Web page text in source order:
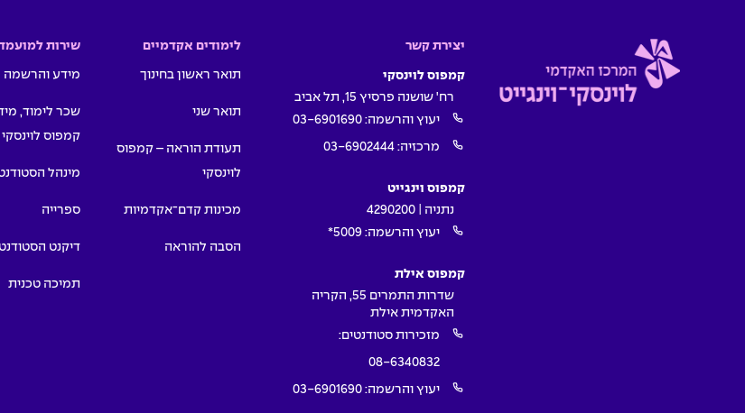
יצירת קשר
קמפוס לוינסקי
רח' שושנה פרסיץ 15, תל אביב
יעוץ והרשמה: 03-6901690
מרכזיה: 03-6902444
קמפוס וינגייט
נתניה | 4290200
יעוץ והרשמה: 5009*
קמפוס אילת
שדרות התמרים 55, הקריה
האקדמית אילת
מזכירות סטודנטים:
08-6340832
יעוץ והרשמה: 03-6901690
לימודים אקדמיים
תואר ראשון בחינוך
תואר שני
תעודת הוראה – קמפוס
לוינסקי
מכינות קדם־אקדמיות
הסבה להוראה
שירות
מידע והרשמה
שכר לימוד,
קמפוס לוינסקי
מינהל
ספרייה
דיקנט
תמיכה טכנית